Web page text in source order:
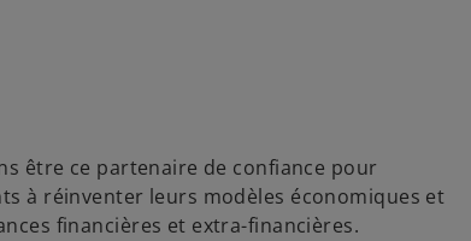
être ce partenaire de confiance pour
à réinventer leurs modèles économiques et
financières et extra-financières.